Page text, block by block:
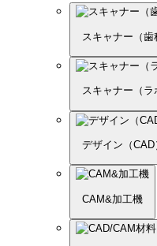
スキャナー（歯
スキャナー（ラ
デザイン（CAD
CAM&加工機